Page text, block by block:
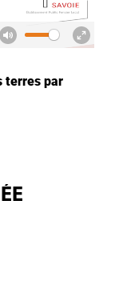
Mute
Enter
terres par